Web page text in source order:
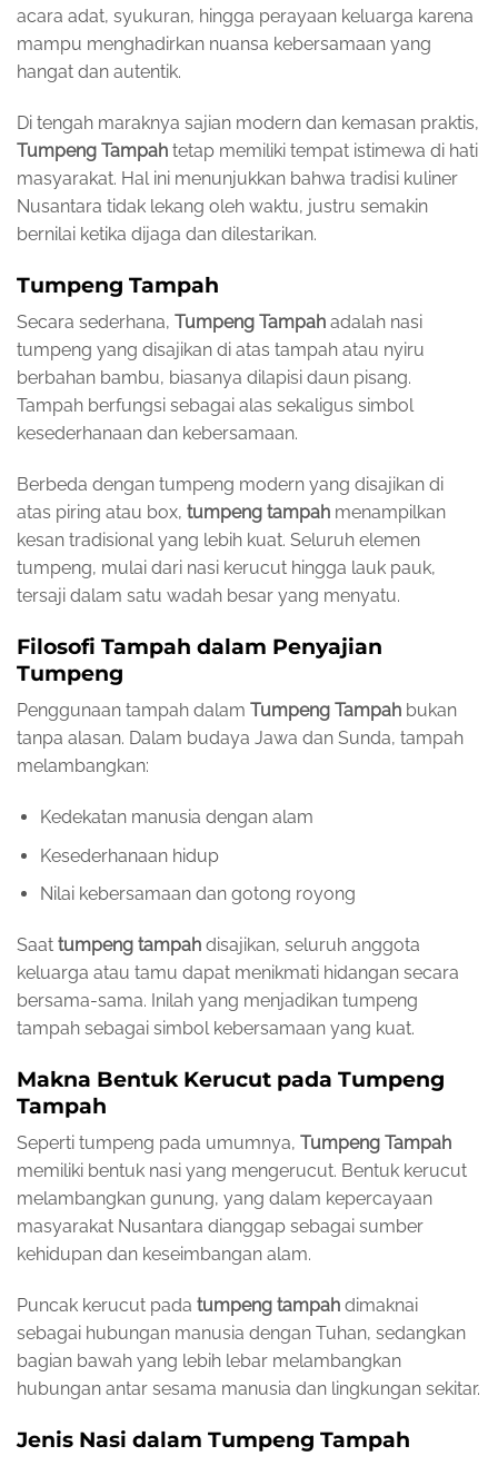
acara adat, syukuran, hingga perayaan keluarga karena
mampu menghadirkan nuansa kebersamaan yang
hangat dan autentik.
Di tengah maraknya sajian modern dan kemasan praktis,
Tumpeng Tampah tetap memiliki tempat istimewa di hati
masyarakat. Hal ini menunjukkan bahwa tradisi kuliner
Nusantara tidak lekang oleh waktu, justru semakin
bernilai ketika dijaga dan dilestarikan.
Tumpeng Tampah
Secara sederhana, Tumpeng Tampah adalah nasi
tumpeng yang disajikan di atas tampah atau nyiru
berbahan bambu, biasanya dilapisi daun pisang.
Tampah berfungsi sebagai alas sekaligus simbol
kesederhanaan dan kebersamaan.
Berbeda dengan tumpeng modern yang disajikan di
atas piring atau box, tumpeng tampah menampilkan
kesan tradisional yang lebih kuat. Seluruh elemen
tumpeng, mulai dari nasi kerucut hingga lauk pauk,
tersaji dalam satu wadah besar yang menyatu.
Filosofi Tampah dalam Penyajian
Tumpeng
Penggunaan tampah dalam Tumpeng Tampah bukan
tanpa alasan. Dalam budaya Jawa dan Sunda, tampah
melambangkan:
Kedekatan manusia dengan alam
Kesederhanaan hidup
Nilai kebersamaan dan gotong royong
Saat tumpeng tampah disajikan, seluruh anggota
keluarga atau tamu dapat menikmati hidangan secara
bersama-sama. Inilah yang menjadikan tumpeng
tampah sebagai simbol kebersamaan yang kuat.
Makna Bentuk Kerucut pada Tumpeng
Tampah
Seperti tumpeng pada umumnya, Tumpeng Tampah
memiliki bentuk nasi yang mengerucut. Bentuk kerucut
melambangkan gunung, yang dalam kepercayaan
masyarakat Nusantara dianggap sebagai sumber
kehidupan dan keseimbangan alam.
Puncak kerucut pada tumpeng tampah dimaknai
sebagai hubungan manusia dengan Tuhan, sedangkan
bagian bawah yang lebih lebar melambangkan
hubungan antar sesama manusia dan lingkungan sekitar.
Jenis Nasi dalam Tumpeng Tampah